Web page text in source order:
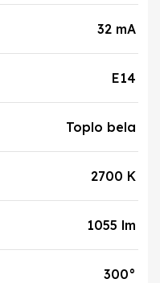
32 mA
E14
Toplo bela
2700 K
1055 lm
300°